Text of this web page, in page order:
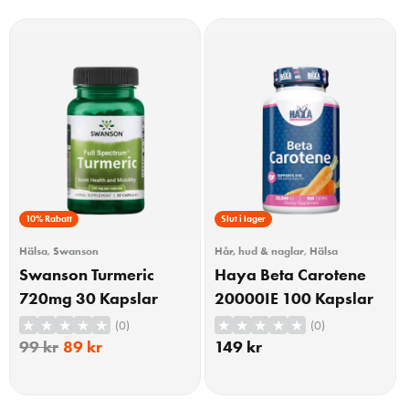
10% Rabatt
Hälsa, Swanson
Swanson Turmeric
720mg 30 Kapslar
(0)
99kr 89 kr
Slut i lager
Hår, hud & naglar, Hälsa
Haya Beta Carotene
20000IE 100 Kapslar
(0)
149 kr